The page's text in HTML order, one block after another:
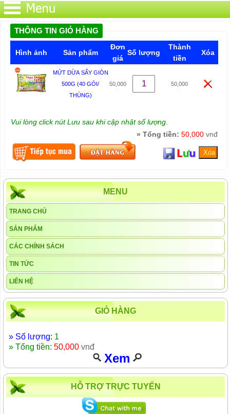
THÔNG TIN GIỎ HÀNG
Hình ảnh Sản phẩm
Đơn
giá
Số lượng
Thành
tiền
Xóa
MỨT DỪA SẤY GIÒN
500G (40 GÓI/
THÙNG)
50,000 50,000
Vui lòng click nút Lưu sau khi cập nhật số lượng.
» Tổng tiền: 50,000vnđ
MENU
TRANG CHỦ
SẢN PHẨM
CÁC CHÍNH SÁCH
TIN TỨC
LIÊN HỆ
GIỎ HÀNG
» Số lượng: 1
» Tổng tiền: 50,000 vnđ
Xem
HỖ TRỢ TRỰC TUYẾN